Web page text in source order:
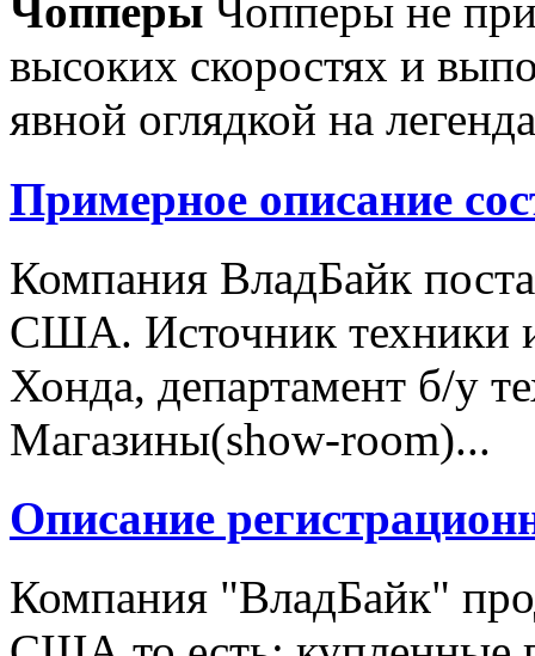
Чопперы Чопперы не
высоких скоростях и
явной оглядкой на
Примерное описание
Компания ВладБайк
США. Источник техники
Хонда, департамент б/у
Магазины(show-room)...
Описание
Компания "ВладБайк"